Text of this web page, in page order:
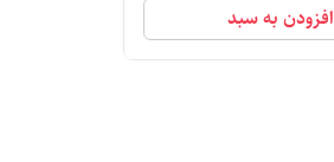
افزودن به سبد